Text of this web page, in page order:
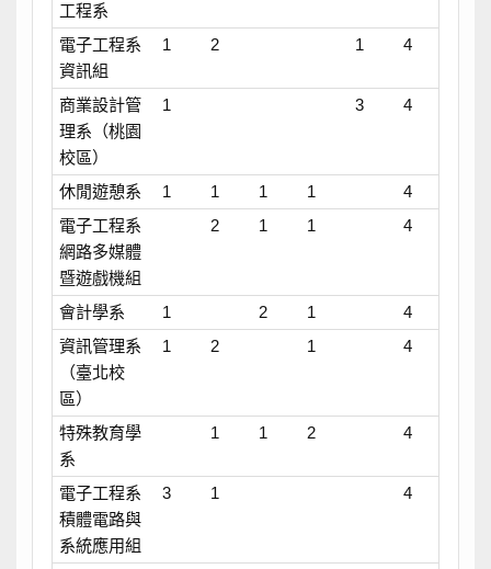
工程系
電子工程系
資訊組
1 2 1 4
商業設計管
理系（桃園
校區）
1 3 4
休閒遊憩系 1 1 1 1
4
電子工程系
網路多媒體
暨遊戲機組
2 1 1 4
會計學系 1 2 1
4
資訊管理系
（臺北校
區）
1 2 1 4
特殊教育學
系
1 1 2 4
電子工程系
積體電路與
系統應用組
3 1 4